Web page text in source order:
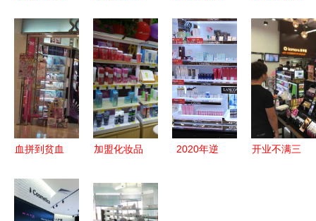
商业模式到
用户体验的
深度解析
理系统营销
方案
黑瓶系列
29.9元包邮
招商会开启
新零售机遇
包邮引爆小
黑瓶新零售
招商，化妆
品行业的下
一个风口
血拼到贫血
十大购物扫
货地（四）
加盟化妆品
抱“她经
济”，共享
2020年逆
开业不满三